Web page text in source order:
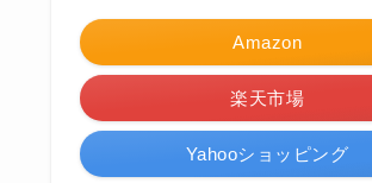
Amazon
楽天市場
Yahooショッピング